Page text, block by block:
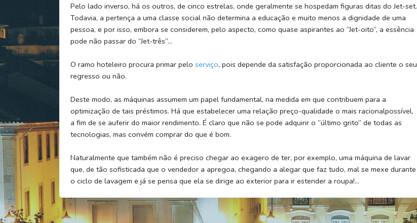
Pelo lado inverso, há os outros, de cinco estrelas, onde geralmente se hospedam figuras ditas do Jet-set.
Todavia, a pertença a uma classe social não determina a educação e muito menos a dignidade de uma
pessoa, e por isso, embora se considerem, pelo aspecto, como quase aspirantes ao “Jet-oito”, a essência
pode não passar do “Jet-três”…
O ramo hoteleiro procura primar pelo serviço, pois depende da satisfação proporcionada ao cliente o seu
regresso ou não.
Deste modo, as máquinas assumem um papel fundamental, na medida em que contribuem para a
optimização de tais préstimos. Há que estabelecer uma relação preço-qualidade o mais racionalpossível,
a fim de se auferir do maior rendimento. É claro que não se pode adquirir o “último grito” de todas as
tecnologias, mas convém comprar do que é bom.
Naturalmente que também não é preciso chegar ao exagero de ter, por exemplo, uma máquina de lavar
que, de tão sofisticada que o vendedor a apregoa, chegando a alegar que faz tudo, mal se mexe durante
o ciclo de lavagem e já se pensa que ela se dirige ao exterior para ir estender a roupa!...